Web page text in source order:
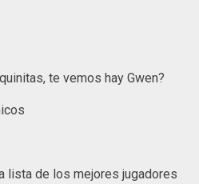
te vemos hay Gwen?
lista de los mejores jugadores